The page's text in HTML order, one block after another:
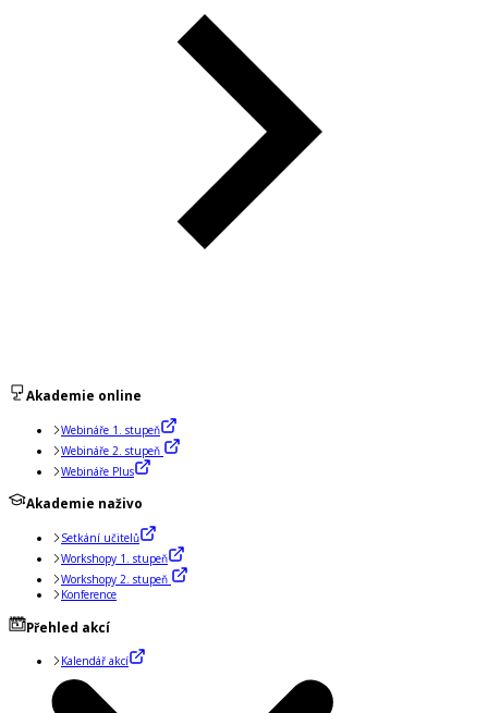
Akademie online
Webináře 1. stupeň
Webináře 2. stupeň
Webináře Plus
Akademie naživo
Setkání učitelů
Workshopy 1. stupeň
Workshopy 2. stupeň
Konference
Přehled akcí
Kalendář akcí